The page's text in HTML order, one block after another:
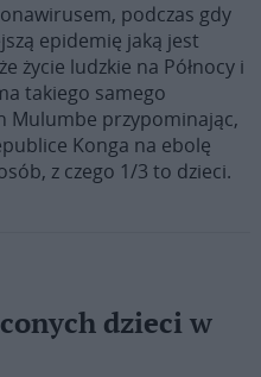
podczas gdy
epidemię jaką jest
życie ludzkie na Północy i
takiego samego
Mulumbe przypominając,
Konga na ebolę
z czego 1/3 to dzieci.
dzieci w